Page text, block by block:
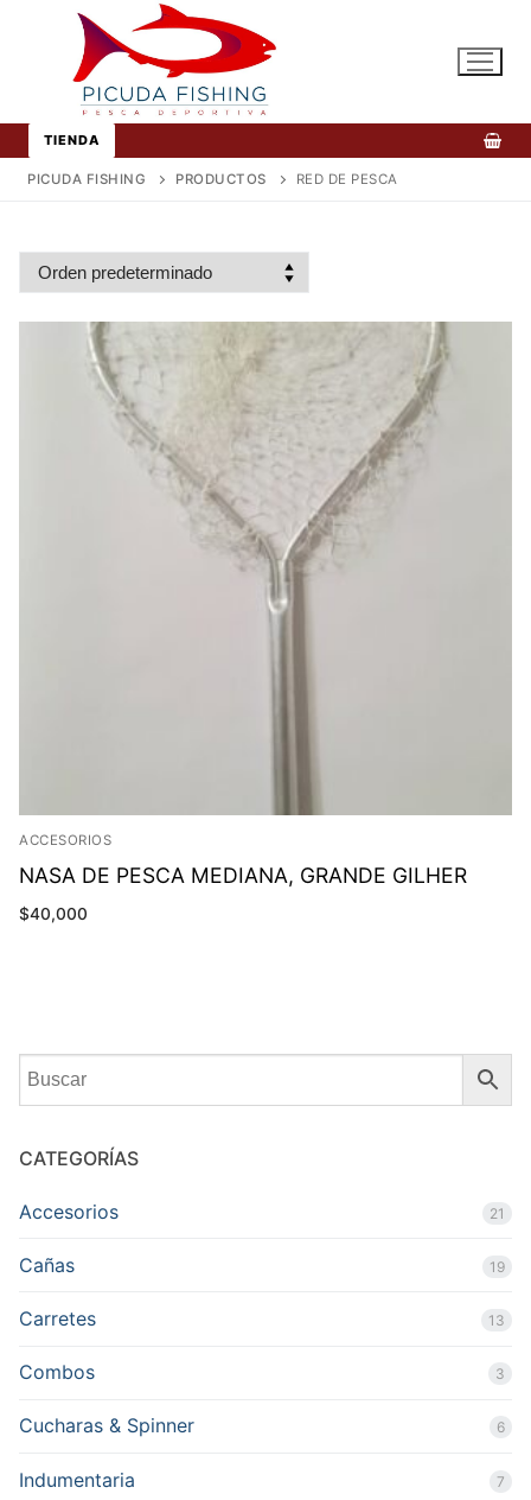
contenido
TIENDA
PICUDA FISHING PRODUCTOS RED DE PESCA
ACCESORIOS
NASA DE PESCA MEDIANA, GRANDE GILHER
$40,000
CATEGORÍAS
Accesorios 21
Cañas 19
Carretes 13
Combos 3
Cucharas & Spinner 6
Indumentaria 7